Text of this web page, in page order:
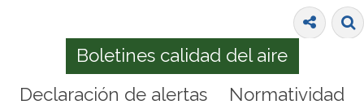
Boletines calidad del aire
Declaración de alertas
Normatividad